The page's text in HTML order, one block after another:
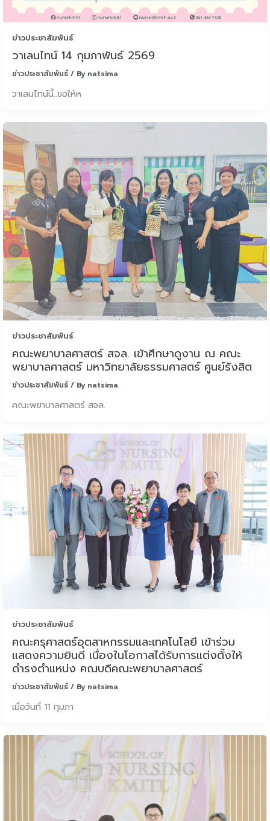
ข่าวประชาสัมพันธ์
วาเลนไทน์ 14 กุมภาพันธ์ 2569
ข่าวประชาสัมพันธ์ / By natsima
วาเลนไทน์นี้..ขอให้ห
ข่าวประชาสัมพันธ์
คณะพยาบาลศาสตร์ สจล. เข้าศึกษาดูงาน ณ คณะ
พยาบาลศาสตร์ มหาวิทยาลัยธรรมศาสตร์ ศูนย์รังสิต
ข่าวประชาสัมพันธ์ / By natsima
คณะพยาบาลศาสตร์ สจล.
ข่าวประชาสัมพันธ์
คณะครุศาสตร์อุตสาหกรรมและเทคโนโลยี เข้าร่วม
แสดงความยินดี เนื่องในโอกาสได้รับการแต่งตั้งให้
ดำรงตำแหน่ง คณบดีคณะพยาบาลศาสตร์
ข่าวประชาสัมพันธ์ / By natsima
เมื่อวันที่ 11 กุมภา